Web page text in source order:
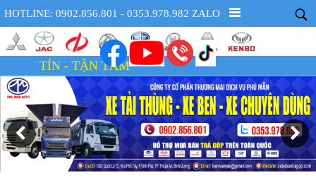
HOTLINE: 0902.856.801 - 0353.978.982 ZALO
TÂM